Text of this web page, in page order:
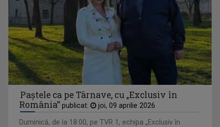
RUXANDRA GHEORGHE NEGREA
Ruxandra Gheorghe Negrea a absolvit Facultatea ...
Paștele ca pe Târnave, cu „Exclusiv în
România” publicat: joi, 09 aprilie 2026
Duminică, de la 18.00, pe TVR 1, echipa „Exclusiv în